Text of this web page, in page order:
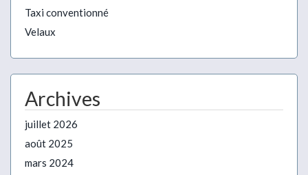
Taxi conventionné
Velaux
Archives
juillet 2026
août 2025
mars 2024